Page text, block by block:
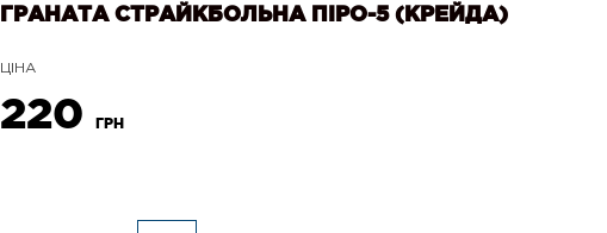
ГРАНАТА СТРАЙКБОЛЬНА ПІРО-5 (КРЕЙДА)
ЦІНА
220 ГРН